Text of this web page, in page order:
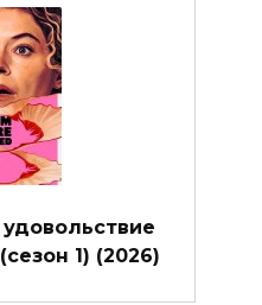
1) (2026)